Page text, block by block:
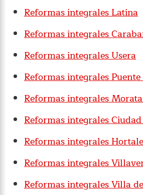
Reformas integrales Latina
Reformas integrales
Reformas integrales Usera
Reformas integrales
Reformas integrales
Reformas integrales
Reformas integrales
Reformas integrales
Reformas integrales Villa